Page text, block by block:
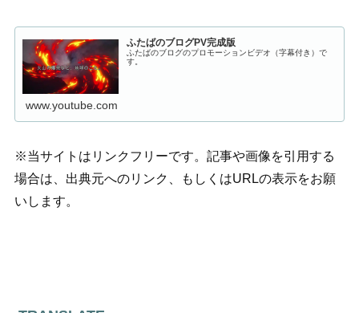
ふたばのブログPV完成版
ふたばのブログのプロモーションビデオ（字幕付き）で
す。
www.youtube.com
※当サイトはリンクフリーです。記事や画像を引用する
場合は、出典元へのリンク、もしくはURLの表示をお願
いします。